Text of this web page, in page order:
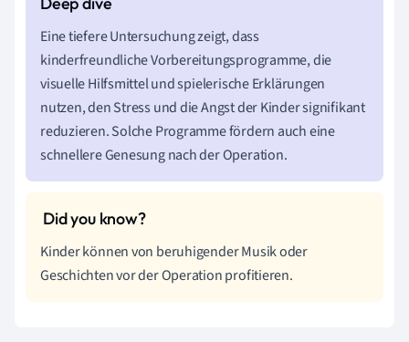
Eine tiefere Untersuchung zeigt, dass
kinderfreundliche Vorbereitungsprogramme, die
visuelle Hilfsmittel und spielerische Erklärungen
nutzen, den Stress und die Angst der Kinder signifikant
reduzieren. Solche Programme fördern auch eine
schnellere Genesung nach der Operation.
Kinder können von beruhigender Musik oder
Geschichten vor der Operation profitieren.